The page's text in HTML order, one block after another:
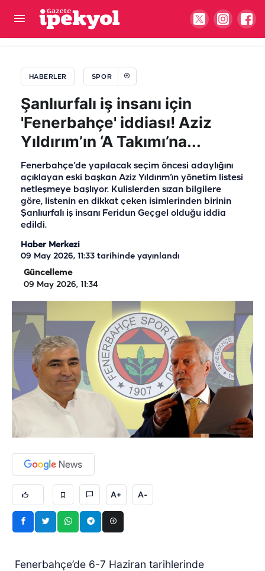
HABERLER SPOR
Şanlıurfalı iş insanı için
'Fenerbahçe' iddiası! Aziz
Yıldırım’ın ‘A Takımı’na...
Fenerbahçe’de yapılacak seçim öncesi adaylığını
açıklayan eski başkan Aziz Yıldırım’ın yönetim listesi
netleşmeye başlıyor. Kulislerden sızan bilgilere
göre, listenin en dikkat çeken isimlerinden birinin
Şanlıurfalı iş insanı Feridun Geçgel olduğu iddia
edildi.
Haber Merkezi
09 May 2026, 11:33 tarihinde yayınlandı
Güncelleme
09 May 2026, 11:34
A+ A-
Fenerbahçe’de 6-7 Haziran tarihlerinde
Şanlıurfaspor’dan savunmaya deneyimli takviye!